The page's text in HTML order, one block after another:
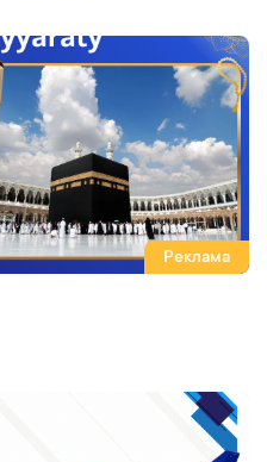
Реклама